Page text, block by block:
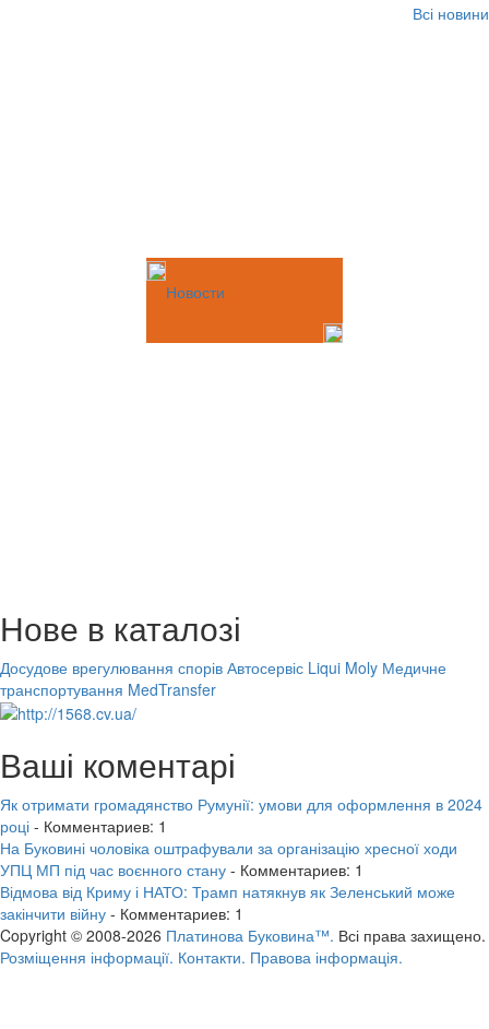
Всі новини
Новости
Нове в каталозі
Досудове врегулювання спорів Автосервіс Liqui Moly Медичне
транспортування MedTransfer
Ваші коментарі
Як отримати громадянство Румунії: умови для оформлення в 2024
році - Комментариев: 1
На Буковині чоловіка оштрафували за організацію хресної ходи
УПЦ МП під час воєнного стану - Комментариев: 1
Відмова від Криму і НАТО: Трамп натякнув як Зеленський може
закінчити війну - Комментариев: 1
Copyright © 2008-2026 Платинова Буковина™. Всі права захищено.
Розміщення інформації. Контакти. Правова інформація.